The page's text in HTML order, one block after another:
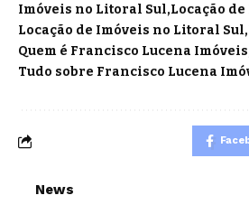
Imóveis no Litoral Sul Locação
Locação de Imóveis no Litoral Sul
Quem é Francisco Lucena Imóveis
Tudo sobre Francisco Lucena
News